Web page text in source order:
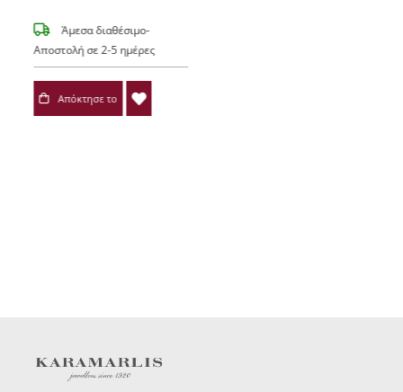
Άμεσα διαθέσιμο-
Αποστολή σε 2-5 ημέρες
Απόκτησε το